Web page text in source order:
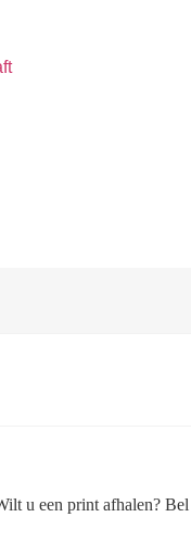
u een print afhalen? Bel